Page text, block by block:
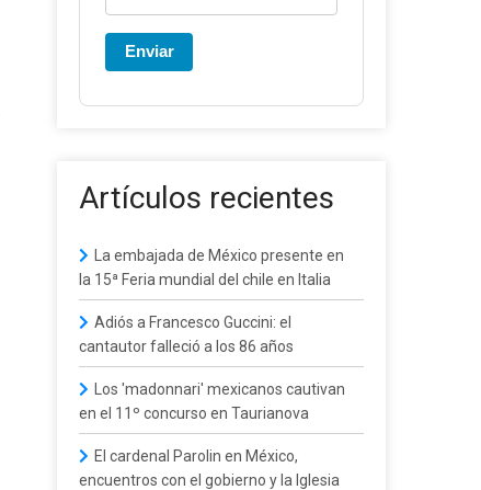
Enviar
Artículos recientes
La embajada de México presente en
la 15ª Feria mundial del chile en Italia
Adiós a Francesco Guccini: el
cantautor falleció a los 86 años
Los 'madonnari' mexicanos cautivan
en el 11º concurso en Taurianova
El cardenal Parolin en México,
encuentros con el gobierno y la Iglesia